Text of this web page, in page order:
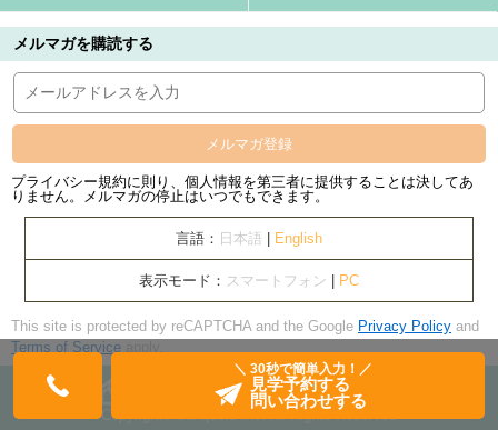
＼ 30秒で簡単入力！／
見学予約する
問い合わせする
メルマガを購読する
メルマガ登録
プライバシー規約に則り、個人情報を第三者に提供することは決してあ
りません。メルマガの停止はいつでもできます。
言語： 日本語 English
表示モード： スマートフォン PC
This site is protected by reCAPTCHA and the Google Privacy Policy and
Terms of Service
Copyright© banquets Inc. All Rights Reserved